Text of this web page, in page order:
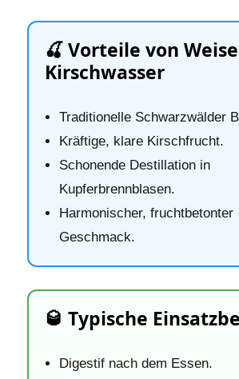
🍒 Vorteile von
Kirschwasser
Traditionelle Schwarzwälder
Kräftige, klare Kirschfrucht.
Schonende Destillation in
Kupferbrennblasen.
Harmonischer, fruchtbetonter
Geschmack.
🥃 Typische
Digestif nach dem Essen.